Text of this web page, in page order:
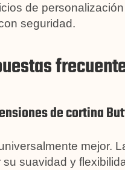
de
seguridad.
de cortina
mejor.
suavidad y